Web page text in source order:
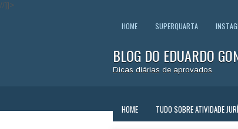
//]]>
HOME SUPERQUARTA
BLOG DO EDUARDO
Dicas diárias de aprovados.
HOME TUDO SOBRE ATIVIDADE